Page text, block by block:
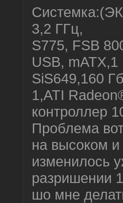
3,2 ГГц,
S775, FSB
USB,
SiS649,160
1,ATI
контроллер
Проблема
на высоком
изменилось
разришении
шо мне